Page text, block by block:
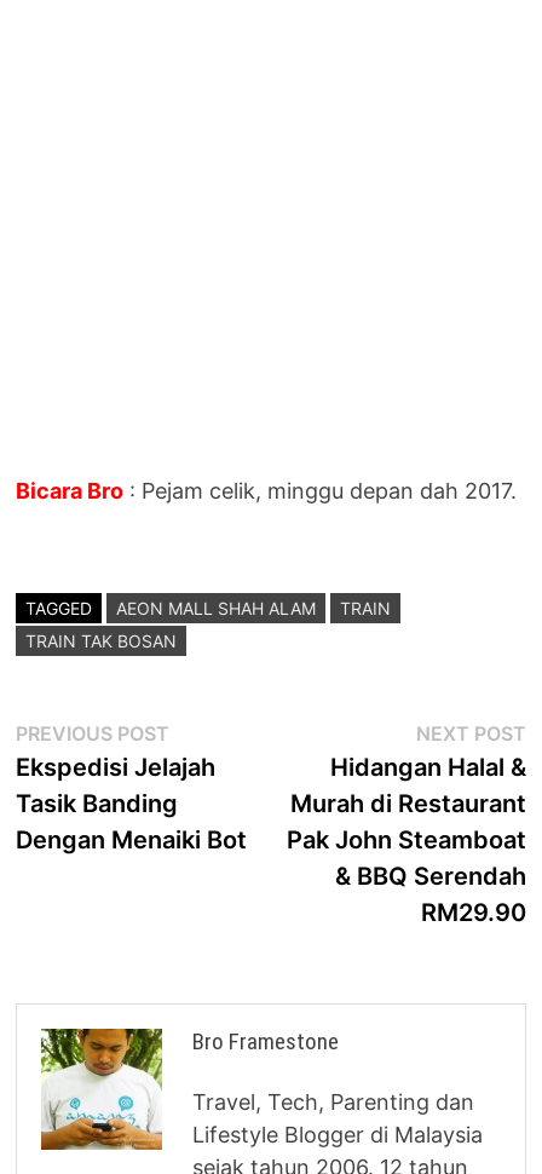
Bicara Bro : Pejam celik, minggu depan dah 2017.
TAGGED AEON MALL SHAH ALAM
TRAIN
TRAIN TAK BOSAN
Post
navigation
PREVIOUS POST
post:
Ekspedisi Jelajah
Tasik Banding
Dengan Menaiki Bot
NEXT POST
Hidangan Halal &
Murah di Restaurant
Pak John Steamboat
& BBQ Serendah
RM29.90
Bro Framestone
Travel, Tech, Parenting dan
Lifestyle Blogger di Malaysia
sejak tahun 2006. 12 tahun